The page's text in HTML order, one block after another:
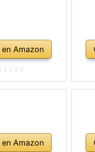
Amazon
Amazon